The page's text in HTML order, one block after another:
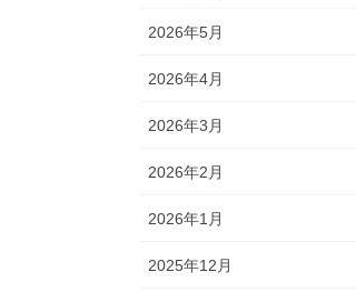
2026年5月
2026年4月
2026年3月
2026年2月
2026年1月
2025年12月